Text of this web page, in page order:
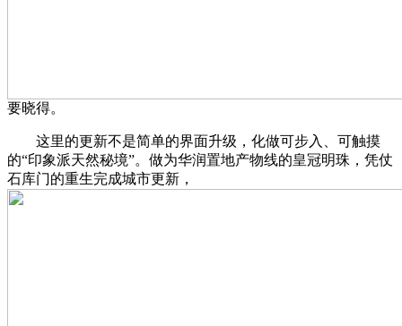
要晓得。
这里的更新不是简单的界面升级，化做可步入、可触摸
的“印象派天然秘境”。做为华润置地产物线的皇冠明珠，凭仗
石库门的重生完成城市更新，